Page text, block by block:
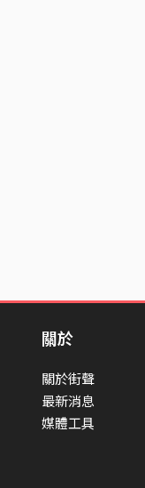
關於
關於街聲
最新消息
媒體工具